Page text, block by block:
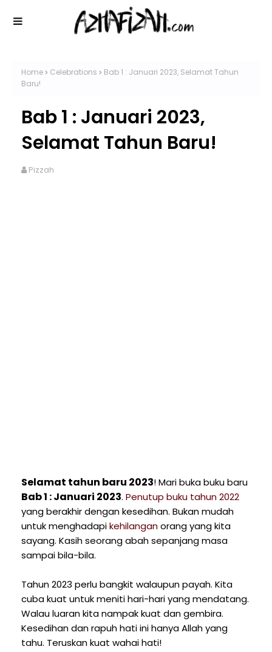
Home Celebrations
Bab 1 : Januari 2023, Selamat Tahun
Baru!
Bab 1 : Januari 2023,
Selamat Tahun Baru!
Pizzah
Selamat tahun baru 2023! Mari buka buku baru
Bab 1 : Januari 2023. Penutup buku tahun 2022
yang berakhir dengan kesedihan. Bukan mudah
untuk menghadapikehilanganorang yang kita
sayang. Kasih seorang abah sepanjang masa
sampai bila-bila.
Tahun 2023 perlu bangkit walaupun payah. Kita
cuba kuat untuk meniti hari-hari yang mendatang.
Walau luaran kita nampak kuat dan gembira.
Kesedihan dan rapuh hati ini hanya Allah yang
tahu. Teruskan kuat wahai hati!